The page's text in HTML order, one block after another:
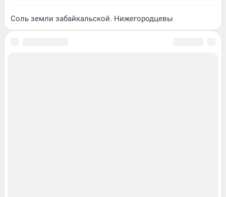
Соль земли забайкальской. Нижегородцевы